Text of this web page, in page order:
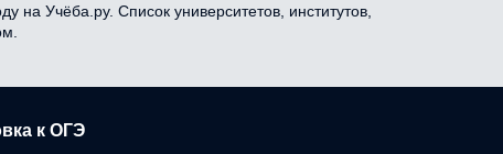
на Учёба.ру. Список университетов, институтов,
к ОГЭ